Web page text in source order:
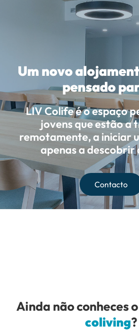
Um novo
pensado
LIV Colife é o espaço
jovens que estão a
remotamente, a iniciar
apenas a descobrir
Contacto
Ainda não conheces
coliving?